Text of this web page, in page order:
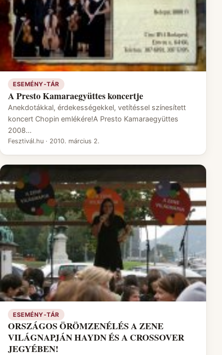
ESEMÉNY-TÁR
A Presto Kamaraegyüttes koncertje
Anekdotákkal, érdekességekkel, vetítéssel színesített
koncert Chopin emlékére!A Presto Kamaraegyüttes
2008…
Fesztivál.hu · 2010. március 2.
ESEMÉNY-TÁR
ORSZÁGOS ÖRÖMZENÉLÉS A ZENE
VILÁGNAPJÁN HAYDN ÉS A CROSSOVER
JEGYÉBEN!